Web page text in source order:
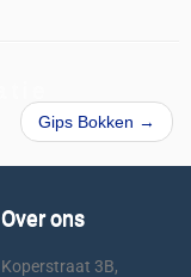
Gips Bokken →
Over ons
Koperstraat 3B,